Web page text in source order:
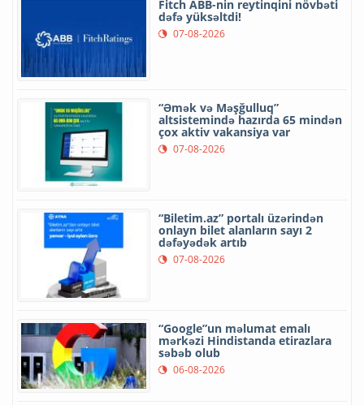
Fitch ABB-nin reytinqini növbəti
dəfə yüksəltdi!
07-08-2026
“Əmək və Məşğulluq”
altsistemində hazırda 65 mindən
çox aktiv vakansiya var
07-08-2026
“Biletim.az” portalı üzərindən
onlayn bilet alanların sayı 2
dəfəyədək artıb
07-08-2026
“Google”un məlumat emalı
mərkəzi Hindistanda etirazlara
səbəb olub
06-08-2026